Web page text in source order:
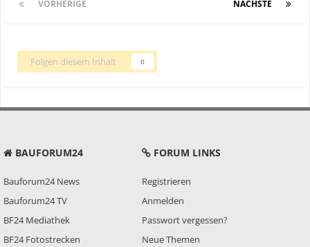
VORHERIGE NÄCHSTE
Folgen diesem Inhalt 0
BAUFORUM24
Bauforum24 News
Bauforum24 TV
BF24 Mediathek
BF24 Fotostrecken
FORUM LINKS
Registrieren
Anmelden
Passwort vergessen?
Neue Themen